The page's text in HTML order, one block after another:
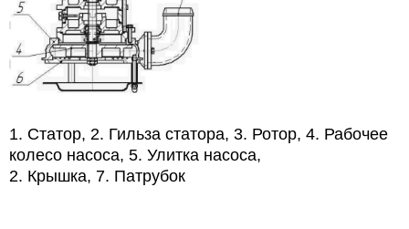
1. Статор, 2. Гильза статора, 3. Ротор, 4. Рабочее
колесо насоса, 5. Улитка насоса,
2. Крышка, 7. Патрубок